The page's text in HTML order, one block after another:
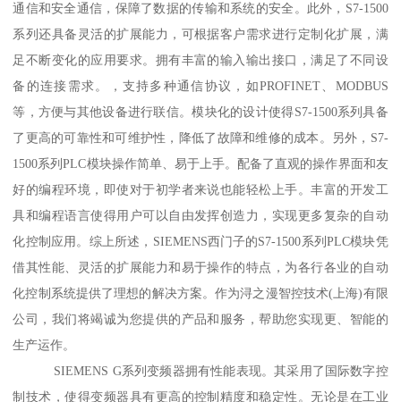
通信和安全通信，保障了数据的传输和系统的安全。此外，S7-1500
系列还具备灵活的扩展能力，可根据客户需求进行定制化扩展，满
足不断变化的应用要求。拥有丰富的输入输出接口，满足了不同设
备的连接需求。，支持多种通信协议，如PROFINET、MODBUS
等，方便与其他设备进行联信。模块化的设计使得S7-1500系列具备
了更高的可靠性和可维护性，降低了故障和维修的成本。另外，S7-
1500系列PLC模块操作简单、易于上手。配备了直观的操作界面和友
好的编程环境，即使对于初学者来说也能轻松上手。丰富的开发工
具和编程语言使得用户可以自由发挥创造力，实现更多复杂的自动
化控制应用。综上所述，SIEMENS西门子的S7-1500系列PLC模块凭
借其性能、灵活的扩展能力和易于操作的特点，为各行各业的自动
化控制系统提供了理想的解决方案。作为浔之漫智控技术(上海)有限
公司，我们将竭诚为您提供的产品和服务，帮助您实现更、智能的
生产运作。
SIEMENS G系列变频器拥有性能表现。其采用了国际数字控
制技术，使得变频器具有更高的控制精度和稳定性。无论是在工业